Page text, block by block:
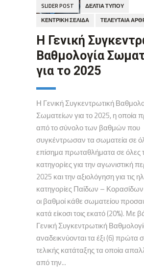
SLIDER POST
ΔΕΛΤΊΑ ΤΎΠΟΥ
ΚΕΝΤΡΙΚΉ ΣΕΛΊΔΑ
ΤΕΛΕΥΤΑΊΑ
Η Γενική
Βαθμολογία
για το 2025
Η Γενική Συγκεντρωτική
Σωματείων για το 2025, η οποία
από το σύνολο των βαθμών που
συγκέντρωσαν τα σωματεία σε
επίσημα πρωταθλήματα σε όλες
κατηγορίες για την αγωνιστική
2025 και την αξιολόγηση για τις
κατηγορίες Παίδων – Κορασίδων
οι βαθμοί κάθε σωματείου
κατά είκοσι τοις εκατό (20%). Με
Γενική Συγκεντρωτική
αναδεικνύονται τα έξι (6) πρώτα
τελικής κατάταξης τα οποία
από την...